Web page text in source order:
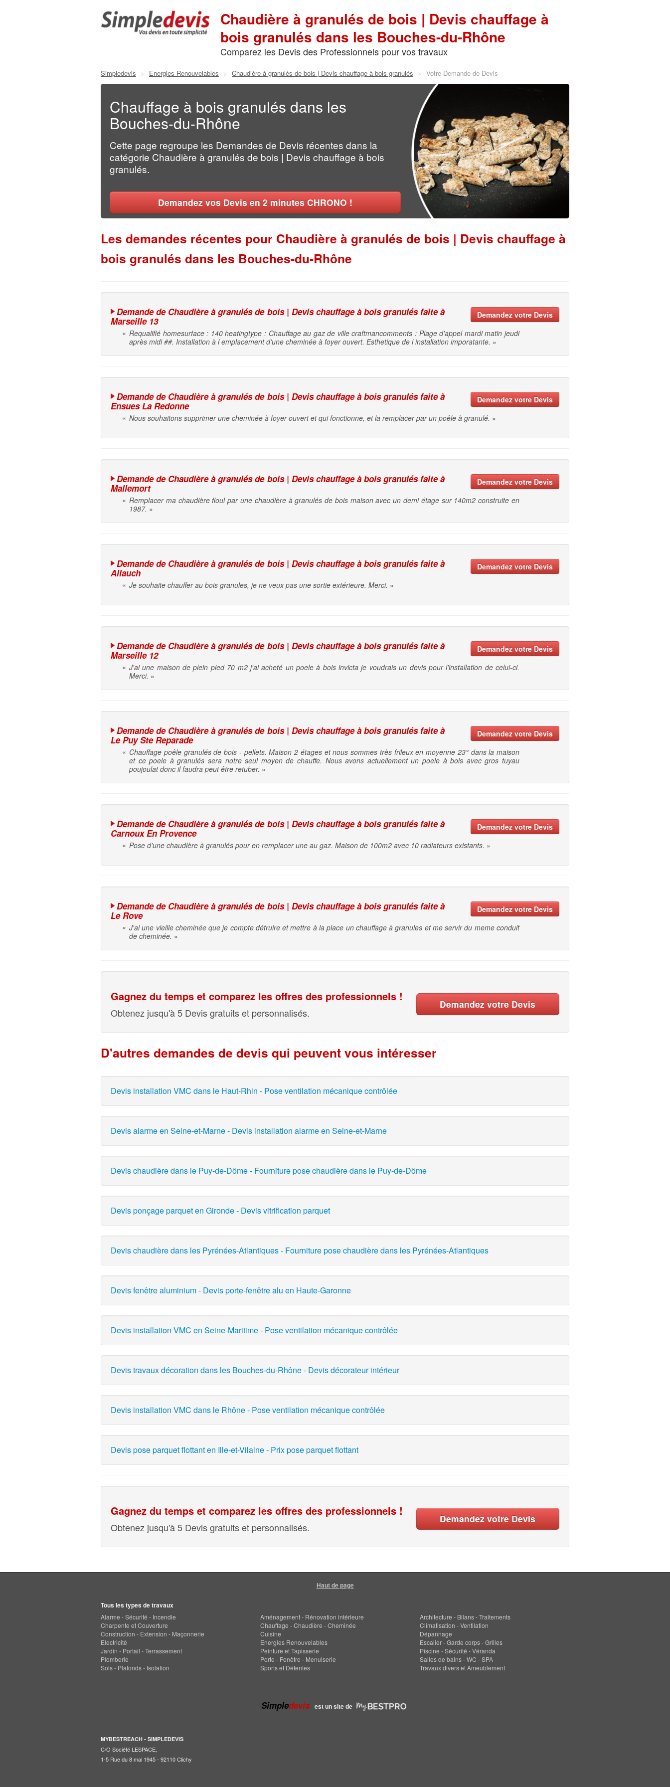
Chaudière à granulés de bois | Devis chauffage à
bois granulés dans les Bouches-du-Rhône
Comparez les Devis des Professionnels pour vos travaux
Simpledevis > Energies Renouvelables > Chaudière à granulés de bois | Devis chauffage à bois granulés > Votre Demande de Devis
Chauffage à bois granulés dans les
Bouches-du-Rhône
Cette page regroupe les Demandes de Devis récentes dans la
catégorie Chaudière à granulés de bois | Devis chauffage à bois
granulés.
Demandez vos Devis en 2 minutes CHRONO !
Les demandes récentes pour Chaudière à granulés de bois | Devis chauffage à
bois granulés dans les Bouches-du-Rhône
Demande de Chaudière à granulés de bois | Devis chauffage à bois granulés faite à
Marseille 13
Demandez votre Devis
« Requalifié homesurface : 140 heatingtype : Chauffage au gaz de ville craftmancomments : Plage d'appel mardi matin jeudi
après midi ##. Installation à l emplacement d'une cheminée à foyer ouvert. Esthetique de l installation imporatante. »
Demande de Chaudière à granulés de bois | Devis chauffage à bois granulés faite à
Ensues La Redonne
Demandez votre Devis
« Nous souhaitons supprimer une cheminée à foyer ouvert et qui fonctionne, et la remplacer par un poêle à granulé. »
Demande de Chaudière à granulés de bois | Devis chauffage à bois granulés faite à
Mallemort
Demandez votre Devis
« Remplacer ma chaudière fioul par une chaudière à granulés de bois maison avec un demi étage sur 140m2 construite en
1987. »
Demande de Chaudière à granulés de bois | Devis chauffage à bois granulés faite à
Allauch
Demandez votre Devis
« Je souhaite chauffer au bois granules, je ne veux pas une sortie extérieure. Merci. »
Demande de Chaudière à granulés de bois | Devis chauffage à bois granulés faite à
Marseille 12
Demandez votre Devis
« J'ai une maison de plein pied 70 m2 j'ai acheté un poele à bois invicta je voudrais un devis pour l'installation de celui-ci.
Merci. »
Demande de Chaudière à granulés de bois | Devis chauffage à bois granulés faite à
Le Puy Ste Reparade
Demandez votre Devis
« Chauffage poêle granulés de bois - pellets. Maison 2 étages et nous sommes très frileux en moyenne 23° dans la maison
et ce poele à granulés sera notre seul moyen de chauffe. Nous avons actuellement un poele à bois avec gros tuyau
poujoulat donc il faudra peut être retuber. »
Demande de Chaudière à granulés de bois | Devis chauffage à bois granulés faite à
Carnoux En Provence
Demandez votre Devis
« Pose d'une chaudière à granulés pour en remplacer une au gaz. Maison de 100m2 avec 10 radiateurs existants. »
Demande de Chaudière à granulés de bois | Devis chauffage à bois granulés faite à
Le Rove
Demandez votre Devis
« J'ai une vieille cheminée que je compte détruire et mettre à la place un chauffage à granules et me servir du meme conduit
de cheminée. »
Gagnez du temps et comparez les offres des professionnels !
Obtenez jusqu'à 5 Devis gratuits et personnalisés.
Demandez votre Devis
D'autres demandes de devis qui peuvent vous intéresser
Devis installation VMC dans le Haut-Rhin - Pose ventilation mécanique contrôlée
Devis alarme en Seine-et-Marne - Devis installation alarme en Seine-et-Marne
Devis chaudière dans le Puy-de-Dôme - Fourniture pose chaudière dans le Puy-de-Dôme
Devis ponçage parquet en Gironde - Devis vitrification parquet
Devis chaudière dans les Pyrénées-Atlantiques - Fourniture pose chaudière dans les Pyrénées-Atlantiques
Devis fenêtre aluminium - Devis porte-fenêtre alu en Haute-Garonne
Devis installation VMC en Seine-Maritime - Pose ventilation mécanique contrôlée
Devis travaux décoration dans les Bouches-du-Rhône - Devis décorateur intérieur
Devis installation VMC dans le Rhône - Pose ventilation mécanique contrôlée
Devis pose parquet flottant en Ille-et-Vilaine - Prix pose parquet flottant
Gagnez du temps et comparez les offres des professionnels !
Obtenez jusqu'à 5 Devis gratuits et personnalisés.
Demandez votre Devis
Haut de page
Tous les types de travaux
Alarme - Sécurité - Incendie Aménagement - Rénovation intérieure
Architecture - Bilans - Traitements
Charpente et Couverture
Chauffage - Chaudière - Cheminée
Climatisation - Ventilation
Construction - Extension - Maçonnerie
Cuisine
Dépannage
Electricité
Energies Renouvelables
Escalier - Garde corps - Grilles
Jardin - Portail - Terrassement
Peinture et Tapisserie
Piscine - Sécurité - Véranda
Plomberie
Porte - Fenêtre - Menuiserie
Salles de bains - WC - SPA
Sols - Plafonds - Isolation
Sports et Détentes Travaux divers et Ameublement
Simpledevis est un site de
MYBESTREACH - SIMPLEDEVIS
C/O Société LESPACE,
1-5 Rue du 8 mai 1945 - 92110 Clichy